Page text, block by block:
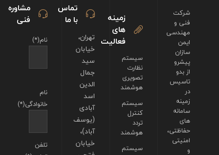
مشاوره
فنی
نام(*)
نام
خانوادگی(*)
تلفن
تماس
با ما
تهران،
خیابان
سید
جمال
الدین
اسد
آبادی
(یوسف
آباد)،
خیابان
زمینه
های
فعالیت
سیستم
نظارت
تصویری
هوشمند
سیستم
کنترل
تردد
هوشمند
سیستم
شرکت
فنی و
مهندسی
ایمن
سازان
پیشرو
از بدو
تاسیس
در
زمینه
سامانه
های
حفاظتی،
امنیتی
و